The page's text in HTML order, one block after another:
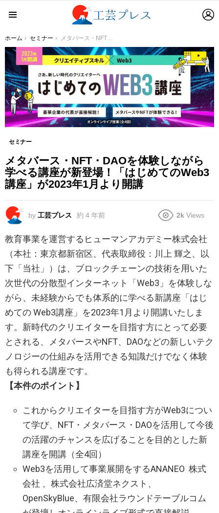
You are here:
ホーム セミナー メタバース・NFT・DAOを体験しながら学べる講座が新登場！「はじめてのWeb3講座」が2023年1月より開講
セミナー
メタバース・NFT・DAOを体験しながら
学べる講座が新登場！「はじめてのWeb3
講座」が2023年1月より開講
by 工芸プレス 約 4 年前 2k Views
教育事業を運営するヒューマンアカデミー株式会社
（本社：東京都新宿区、代表取締役：川上 輝之、以
下「当社」）は、ブロックチェーンの技術を用いた
次世代の分散型インターネット「Web3」を体験しな
がら、未経験からでも体系的に学べる新講座「はじ
めての Web3講座」を2023年1月より開講いたしま
す。新時代のクリエイターを目指す方にとって必要
とされる、メタバースやNFT、DAOなどの新しいテク
ノロジーの仕組みを活用できる知識だけでなく体験
も得られる講座です。
【本件のポイント】
これからクリエイターを目指す方がWeb3につい
て学び、NFT・メタバース・DAOを活用して今後
の活躍のチャンスを広げることを目的とした新
講座を開講（全4回）
Web3を活用して事業展開をするANANEO 株式
会社 、株式会社広済堂ネクスト、
OpenSkyBlue、有限会社ラウンドテーブルコム